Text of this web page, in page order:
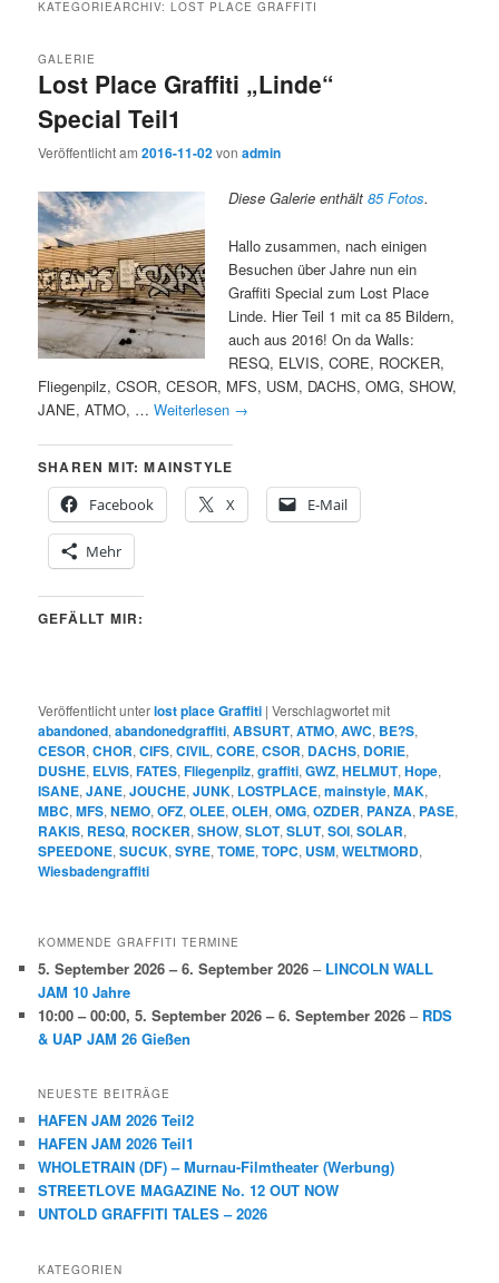
KATEGORIEARCHIV:LOST PLACE GRAFFITI
Lost Place Graffiti „Linde“
Special Teil1
GALERIE
Veröffentlicht am2016-11-02vonadmin
Diese Galerie enthält85 Fotos.
Hallo zusammen, nach einigen
Besuchen über Jahre nun ein
Graffiti Special zum Lost Place
Linde. Hier Teil 1 mit ca 85 Bildern,
auch aus 2016! On da Walls:
RESQ, ELVIS, CORE, ROCKER,
Fliegenpilz, CSOR, CESOR, MFS, USM, DACHS, OMG, SHOW,
JANE, ATMO, …Weiterlesen →
SHAREN MIT: MAINSTYLE
Facebook
X E-Mail
Mehr
GEFÄLLT MIR:
Veröffentlicht unterlost place Graffiti |Verschlagwortet mit
abandoned,abandonedgraffiti,ABSURT,ATMO,AWC, BE?S,
CESOR,CHOR,CIFS,CIVIL,CORE,CSOR, DACHS, DORIE,
DUSHE, ELVIS,FATES,Fliegenpilz,graffiti,GWZ,HELMUT,Hope,
ISANE,JANE,JOUCHE,JUNK, LOSTPLACE,mainstyle,MAK,
MBC,MFS,NEMO,OFZ,OLEE,OLEH,OMG,OZDER, PANZA, PASE,
RAKIS, RESQ, ROCKER,SHOW,SLOT,SLUT,SOI,SOLAR,
SPEEDONE,SUCUK,SYRE,TOME,TOPC, USM,WELTMORD,
Wiesbadengraffiti
KOMMENDE GRAFFITI TERMINE
5. September 2026 – 6. September 2026 – LINCOLN WALL
JAM 10 Jahre
10:00 – 00:00,5. September 2026 – 6. September 2026 – RDS
& UAP JAM 26 Gießen
NEUESTE BEITRÄGE
HAFEN JAM 2026 Teil2
HAFEN JAM 2026 Teil1
WHOLETRAIN (DF) – Murnau-Filmtheater (Werbung)
STREETLOVE MAGAZINE No. 12 OUT NOW
UNTOLD GRAFFITI TALES – 2026
KATEGORIEN